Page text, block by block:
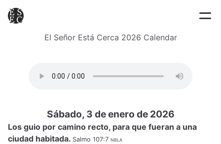
El Señor Está Cerca 2026 Calendar
Sábado, 3 de enero de 2026
Los guio por camino recto, para que fueran a una
ciudad habitada. Salmo 107:7 nbla